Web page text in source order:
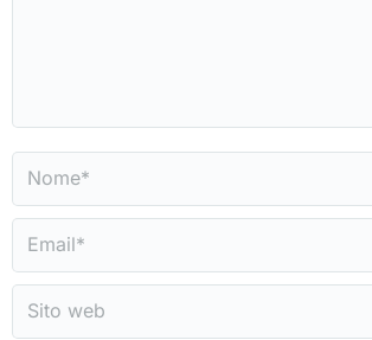
Nome *
Email *
Sito web